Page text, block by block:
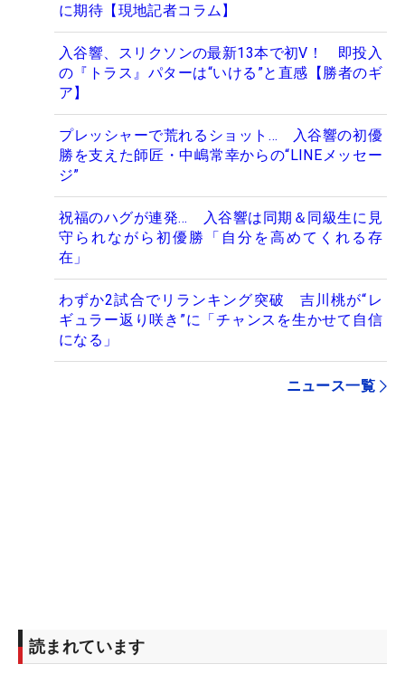
に期待【現地記者コラム】
入谷響、スリクソンの最新13本で初V！ 即投入
の『トラス』パターは“いける”と直感【勝者のギ
ア】
プレッシャーで荒れるショット… 入谷響の初優
勝を支えた師匠・中嶋常幸からの“LINEメッセー
ジ”
祝福のハグが連発… 入谷響は同期＆同級生に見
守られながら初優勝「自分を高めてくれる存
在」
わずか2試合でリランキング突破 吉川桃が“レ
ギュラー返り咲き”に「チャンスを生かせて自信
になる」
ニュース一覧
読まれています